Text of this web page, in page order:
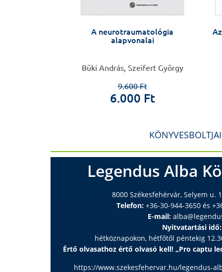
A neurotraumatológia
alapvonalai
Büki András, Szeifert György
9.600 Ft
6.000 Ft
Legendus Alba
8000 Székesfehérvár, Selyem u.
Telefon:+36-30-944-3650 és
E-mail:
Nyitvatartási idő:
hétköznapokon, hétfőtől péntekig
Értő olvasathoz értő olvasó kell! „Pro captu
https://www.szekesfehervar.hu/legendus-